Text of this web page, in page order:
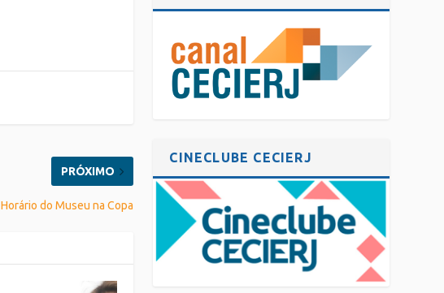
PRÓXIMO
Horário do Museu na Copa
CINECLUBE CECIERJ